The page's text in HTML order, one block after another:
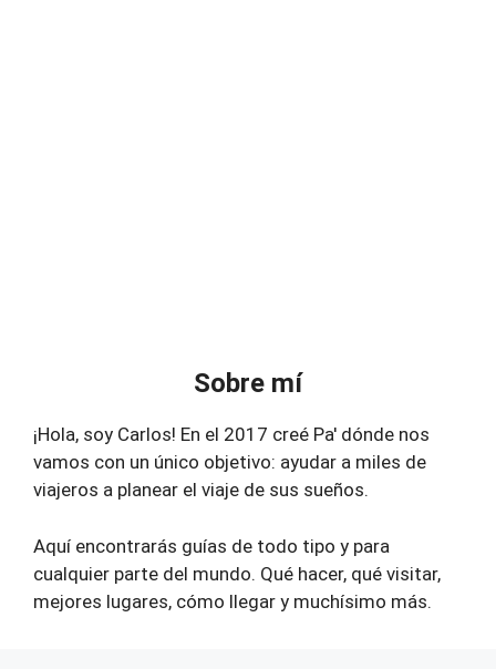
Sobre mí
¡Hola, soy Carlos! En el 2017 creé Pa' dónde nos
vamos con un único objetivo: ayudar a miles de
viajeros a planear el viaje de sus sueños.
Aquí encontrarás guías de todo tipo y para
cualquier parte del mundo. Qué hacer, qué visitar,
mejores lugares, cómo llegar y muchísimo más.